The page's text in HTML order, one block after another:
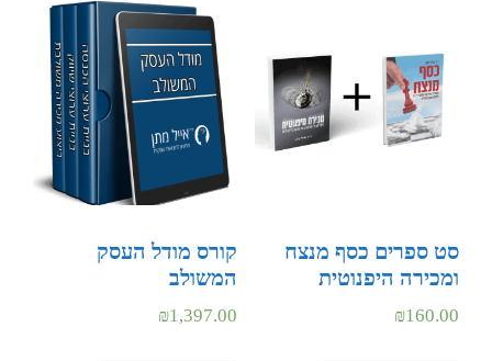
סט ספרים כסף מנצח
ומכירה היפנוטית
₪160.00
קורס מודל העסק
המשולב
₪1,397.00